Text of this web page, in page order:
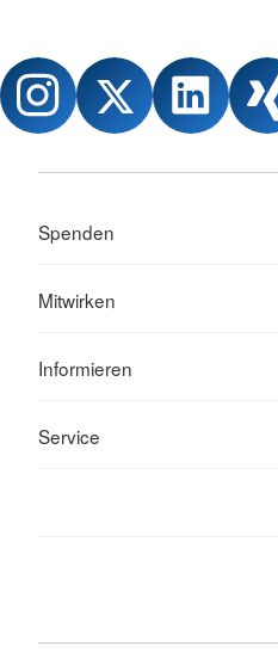
Spenden
Mitwirken
Informieren
Service